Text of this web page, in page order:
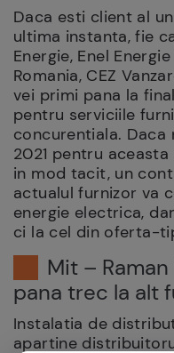
Daca esti client al
ultima instanta, fie
Energie, Enel
Romania, CEZ
vei primi pana la
pentru serviciile
concurentiala. Daca
2021 pentru
in mod tacit, un
actualul furnizor va
energie electrica,
ci la cel din oferta-
Mit –
pana trec la alt
Instalatia de
apartine